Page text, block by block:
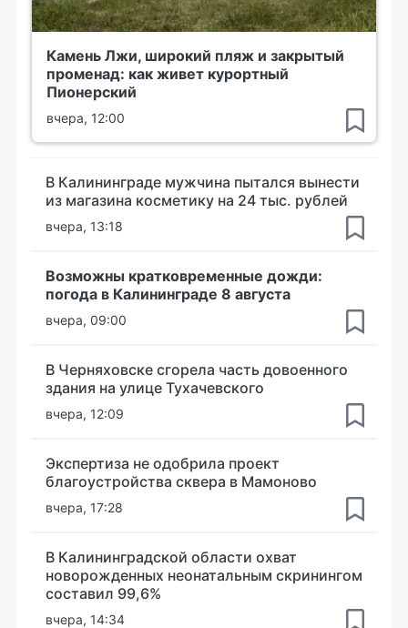
Камень Лжи, широкий пляж и закрытый
променад: как живет курортный
Пионерский
вчера, 12:00
В Калининграде мужчина пытался вынести
из магазина косметику на 24 тыс. рублей
вчера, 13:18
Возможны кратковременные дожди:
погода в Калининграде 8 августа
вчера, 09:00
В Черняховске сгорела часть довоенного
здания на улице Тухачевского
вчера, 12:09
Экспертиза не одобрила проект
благоустройства сквера в Мамоново
вчера, 17:28
В Калининградской области охват
новорожденных неонатальным скринингом
составил 99,6%
вчера, 14:34